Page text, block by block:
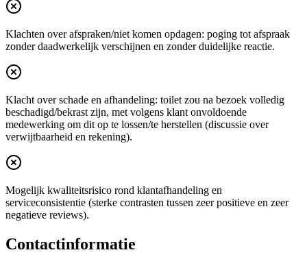
Klachten over afspraken/niet komen opdagen: poging tot afspraak
zonder daadwerkelijk verschijnen en zonder duidelijke reactie.
Klacht over schade en afhandeling: toilet zou na bezoek volledig
beschadigd/bekrast zijn, met volgens klant onvoldoende
medewerking om dit op te lossen/te herstellen (discussie over
verwijtbaarheid en rekening).
Mogelijk kwaliteitsrisico rond klantafhandeling en
serviceconsistentie (sterke contrasten tussen zeer positieve en zeer
negatieve reviews).
Contactinformatie